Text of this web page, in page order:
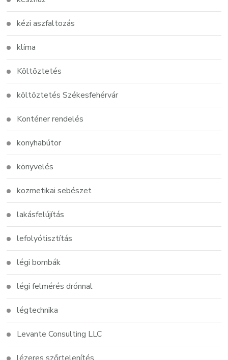
kézi aszfaltozás
klíma
Költöztetés
költöztetés Székesfehérvár
Konténer rendelés
konyhabútor
könyvelés
kozmetikai sebészet
lakásfelújítás
lefolyótisztítás
légi bombák
légi felmérés drónnal
légtechnika
Levante Consulting LLC